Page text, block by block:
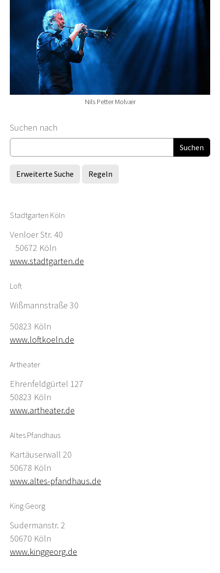
Nils Petter Molvær
Suchformular
Suchen nach
Erweiterte Suche Regeln
Stadtgarten Köln
Venloer Str. 40
50672 Köln
www.stadtgarten.de
Loft
Wißmannstraße 30
50823 Köln
www.loftkoeln.de
Artheater
Ehrenfeldgürtel 127
50823 Köln
www.artheater.de
Altes Pfandhaus
Kartäuserwall 20
50678 Köln
www.altes-pfandhaus.de
King Georg
Sudermanstr. 2
50670 Köln
www.kinggeorg.de